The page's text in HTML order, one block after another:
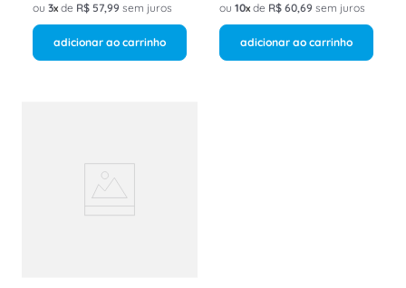
ou 3 de R$ 57,99 sem juros
adicionar ao carrinho
ou 10 de R$ 60,69 sem juros
adicionar ao carrinho